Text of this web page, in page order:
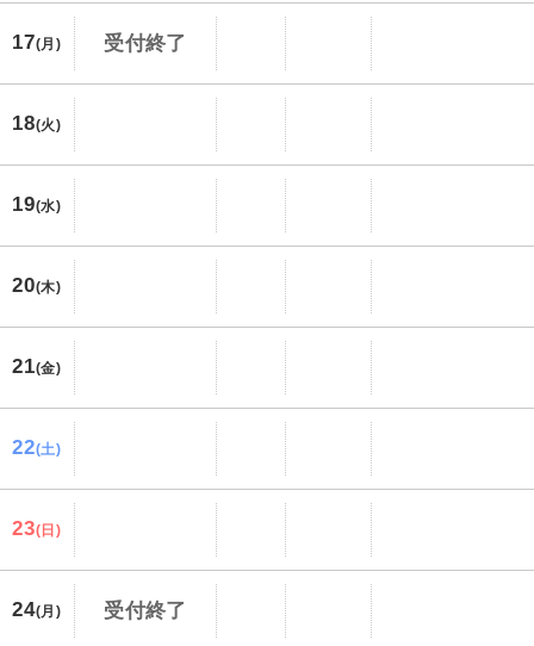
17(月) 受付終了
18(火)
19(水)
20(木)
21(金)
22(土)
23(日)
24(月) 受付終了